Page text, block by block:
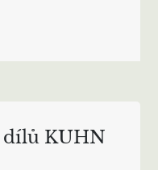
dílů KUHN